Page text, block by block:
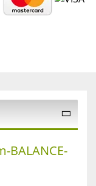
BALANCE-